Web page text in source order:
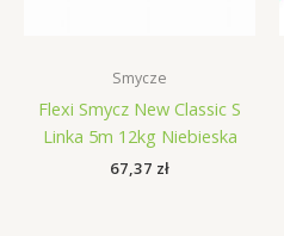
Smycze
Flexi Smycz New Classic S
Linka 5m 12kg Niebieska
67,37 zł